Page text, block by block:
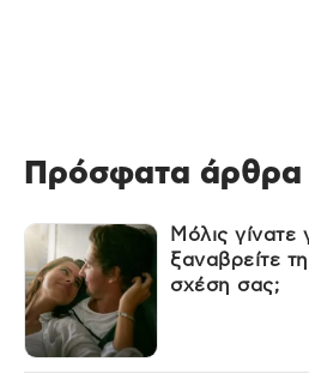
Πρόσφατα άρθρα
Μόλις
ξαναβρείτε
σχέση σας;